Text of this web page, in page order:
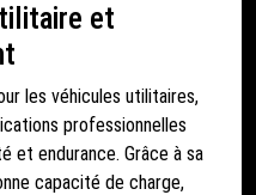
et
les véhicules utilitaires,
professionnelles
et endurance. Grâce à sa
capacité de charge,